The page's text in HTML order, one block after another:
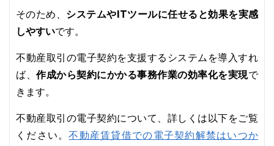
そのため、 システムやITツールに任せると効果を実感
しやすいです。
不動産取引の電子契約を支援するシステムを導入すれ
ば、作成から契約にかかる事務作業の効率化を実現で
きます。
不動産取引の電子契約について、詳しくは以下をご覧
ください。不動産賃貸借での電子契約解禁はいつか